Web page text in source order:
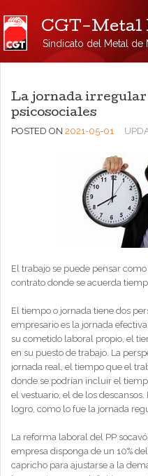
CGT-Metal
Sindicato del Metal de
La jornada irregular
psicosociales
POSTED ON 2021-05-01
El trabajo se puede pensar
contrato donde se acuerda
El tiempo o jornada tiene dos
empresario es la jornada
su cometido laboral propio, el
en su puesto de trabajo. La
jornada real, el tiempo que el
donde se podrían incluir el
el vestuario, el de los
logro, como lo fue la jornada
La reforma laboral del PP
empresa disponga de un 10%
capricho para ajustarse a la